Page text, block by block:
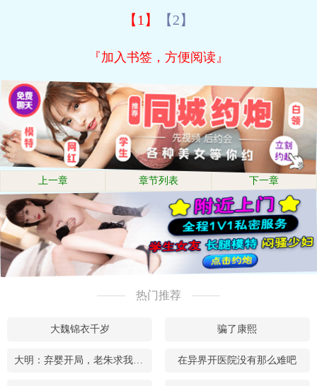
【1】 【2】
『加入书签，方便阅读』
上一章 章节列表 下一章
热门推荐
大魏锦衣千岁 骗了康熙
大明：弃婴开局，老朱求我当皇帝 在异界开医院没有那么难吧